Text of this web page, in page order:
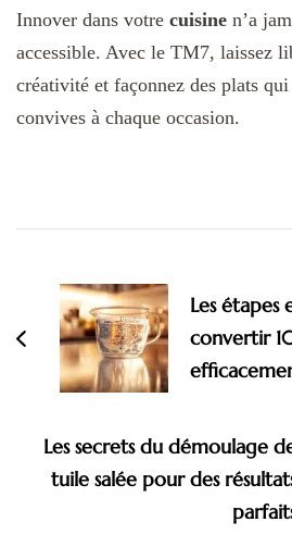
Innover dans votre cuisine n’a
accessible. Avec le TM7, laissez
créativité et façonnez des plats
convives à chaque occasion.
d'article
Les étapes
convertir
Les secrets du démoulage
tuile salée pour des